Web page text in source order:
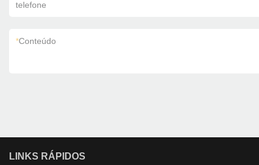
telefone
*Conteúdo
LINKS RÁPIDOS